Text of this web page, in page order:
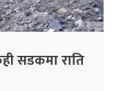
सडकमा राति